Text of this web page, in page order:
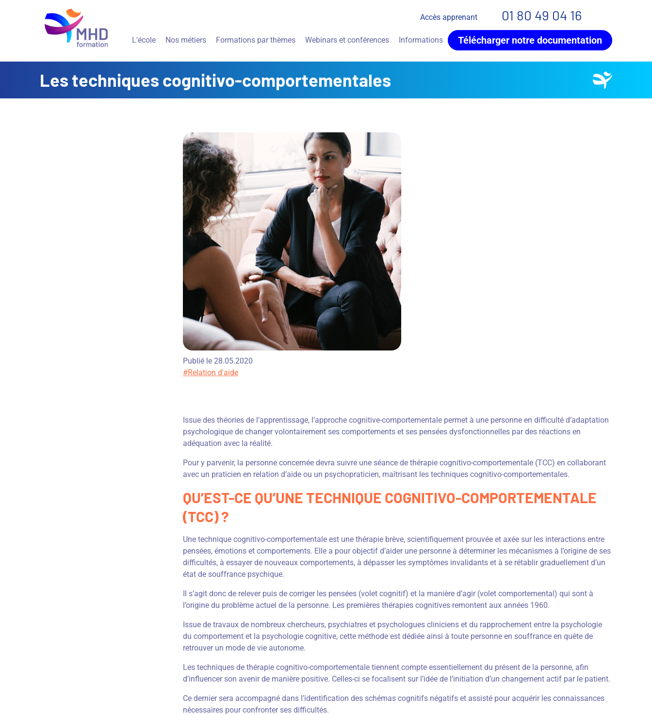
Accès apprenant 01 80 49 04 16
L'école Nos métiers Formations par thèmes Webinars et conférences Informations Télécharger notre documentation
Les techniques cognitivo-comportementales
Publié le 28.05.2020
#Relation d'aide
Issue des théories de l’apprentissage, l’approche cognitive-comportementale permet à une personne en difficulté d’adaptation
psychologique de changer volontairement ses comportements et ses pensées dysfonctionnelles par des réactions en
adéquation avec la réalité.
Pour y parvenir, la personne concernée devra suivre une séance de thérapie cognitivo-comportementale (TCC) en collaborant
avec un praticien en relation d’aide ou un psychopraticien, maîtrisant les techniques cognitivo-comportementales.
QU’EST-CE QU’UNE TECHNIQUE COGNITIVO-COMPORTEMENTALE
(TCC) ?
Une technique cognitivo-comportementale est une thérapie brève, scientifiquement prouvée et axée sur les interactions entre
pensées, émotions et comportements. Elle a pour objectif d’aider une personne à déterminer les mécanismes à l’origine de ses
difficultés, à essayer de nouveaux comportements, à dépasser les symptômes invalidants et à se rétablir graduellement d’un
état de souffrance psychique.
Il s’agit donc de relever puis de corriger les pensées (volet cognitif) et la manière d’agir (volet comportemental) qui sont à
l’origine du problème actuel de la personne. Les premières thérapies cognitives remontent aux années 1960.
Issue de travaux de nombreux chercheurs, psychiatres et psychologues cliniciens et du rapprochement entre la psychologie
du comportement et la psychologie cognitive, cette méthode est dédiée ainsi à toute personne en souffrance en quête de
retrouver un mode de vie autonome.
Les techniques de thérapie cognitivo-comportementale tiennent compte essentiellement du présent de la personne, afin
d’influencer son avenir de manière positive. Celles-ci se focalisent sur l’idée de l’initiation d’un changement actif par le patient.
Ce dernier sera accompagné dans l’identification des schémas cognitifs négatifs et assisté pour acquérir les connaissances
nécessaires pour confronter ses difficultés.